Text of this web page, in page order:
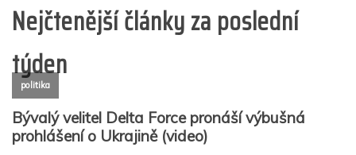
Nejčtenější články za poslední
týden